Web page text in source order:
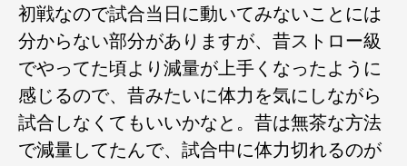
初戦なので試合当日に動いてみないことには
分からない部分がありますが、昔ストロー級
でやってた頃より減量が上手くなったように
感じるので、昔みたいに体力を気にしながら
試合しなくてもいいかなと。昔は無茶な方法
で減量してたんで、試合中に体力切れるのが